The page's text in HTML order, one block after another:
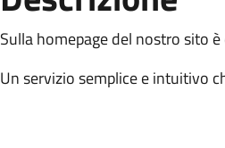
Sulla homepage del nostro sito
Un servizio semplice e intuitivo